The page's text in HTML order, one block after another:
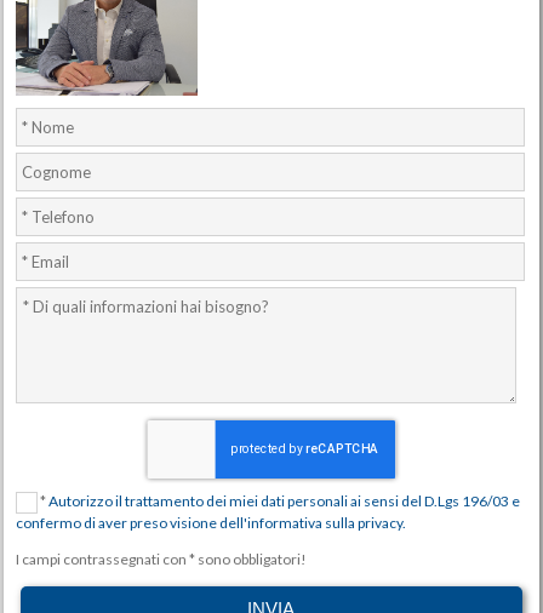
*Autorizzo il trattamento dei miei dati personali ai sensi del D.Lgs 196/03 e
confermo di aver preso visione dell'informativa sulla privacy.
I campi contrassegnati con * sono obbligatori!